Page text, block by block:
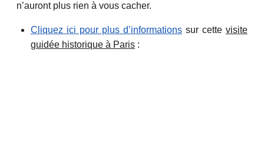
n’auront plus rien à vous cacher.
Cliquez ici pour plus d’informations sur cette visite
guidée historique à Paris :